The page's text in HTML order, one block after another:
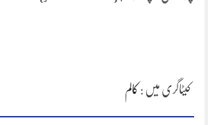
کیٹاگری میں : کالم